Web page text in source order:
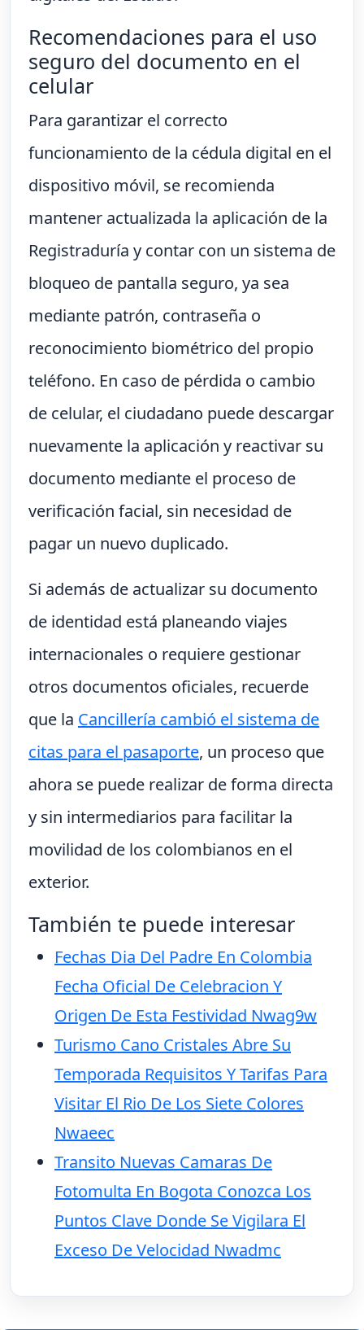
Recomendaciones para el uso
seguro del documento en el
celular
Para garantizar el correcto
funcionamiento de la cédula digital en el
dispositivo móvil, se recomienda
mantener actualizada la aplicación de la
Registraduría y contar con un sistema de
bloqueo de pantalla seguro, ya sea
mediante patrón, contraseña o
reconocimiento biométrico del propio
teléfono. En caso de pérdida o cambio
de celular, el ciudadano puede descargar
nuevamente la aplicación y reactivar su
documento mediante el proceso de
verificación facial, sin necesidad de
pagar un nuevo duplicado.
Si además de actualizar su documento
de identidad está planeando viajes
internacionales o requiere gestionar
otros documentos oficiales, recuerde
que la Cancillería cambió el sistema de
citas para el pasaporte, un proceso que
ahora se puede realizar de forma directa
y sin intermediarios para facilitar la
movilidad de los colombianos en el
exterior.
También te puede interesar
Fechas Dia Del Padre En Colombia
Fecha Oficial De Celebracion Y
Origen De Esta Festividad Nwag9w
Turismo Cano Cristales Abre Su
Temporada Requisitos Y Tarifas Para
Visitar El Rio De Los Siete Colores
Nwaeec
Transito Nuevas Camaras De
Fotomulta En Bogota Conozca Los
Puntos Clave Donde Se Vigilara El
Exceso De Velocidad Nwadmc